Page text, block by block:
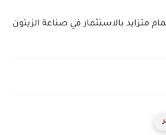
متزايد بالاستثمار في صناعة الزيتون